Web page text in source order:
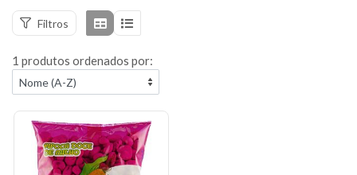
Filtros
1 produtos ordenados por: